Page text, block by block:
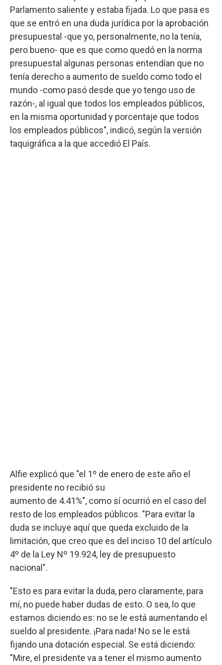
Parlamento saliente y estaba fijada. Lo que pasa es
que se entró en una duda jurídica por la aprobación
presupuestal -que yo, personalmente, no la tenía,
pero bueno- que es que como quedó en la norma
presupuestal algunas personas entendían que no
tenía derecho a aumento de sueldo como todo el
mundo -como pasó desde que yo tengo uso de
razón-, al igual que todos los empleados públicos,
en la misma oportunidad y porcentaje que todos
los empleados públicos", indicó, según la versión
taquigráfica a la que accedió El País.
Alfie explicó que "el 1º de enero de este año el
presidente no recibió su
aumento de 4.41%", como sí ocurrió en el caso del
resto de los empleados públicos. "Para evitar la
duda se incluye aquí que queda excluido de la
limitación, que creo que es del inciso 10 del artículo
4º de la Ley Nº 19.924, ley de presupuesto
nacional".
"Esto es para evitar la duda, pero claramente, para
mí, no puede haber dudas de esto. O sea, lo que
estamos diciendo es: no se le está aumentando el
sueldo al presidente. ¡Para nada! No se le está
fijando una dotación especial. Se está diciendo:
"Mire, el presidente va a tener el mismo aumento